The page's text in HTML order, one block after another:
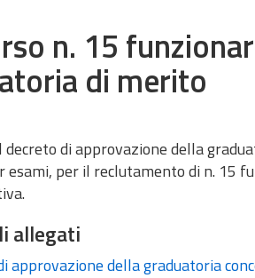
n. 15
di merito
decreto di approvazione della
esami, per il reclutamento di n. 15
allegati
approvazione della graduatoria